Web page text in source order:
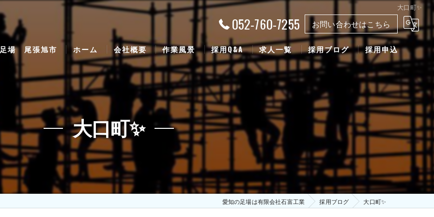
大口町✨
052-760-7255 お問い合わせはこちら
場 尾張旭市 ホーム 会社概要 作業風景 採用Q&A 求人一覧 採用ブログ 採用申込
大口町✨
愛知の足場は有限会社石富工業 採用ブログ 大口町✨